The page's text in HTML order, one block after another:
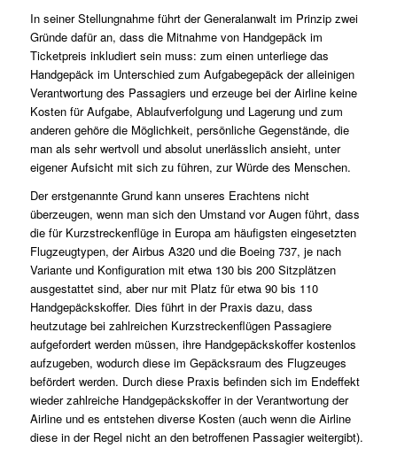
In seiner Stellungnahme führt der Generalanwalt im Prinzip zwei
Gründe dafür an, dass die Mitnahme von Handgepäck im
Ticketpreis inkludiert sein muss: zum einen unterliege das
Handgepäck im Unterschied zum Aufgabegepäck der alleinigen
Verantwortung des Passagiers und erzeuge bei der Airline keine
Kosten für Aufgabe, Ablaufverfolgung und Lagerung und zum
anderen gehöre die Möglichkeit, persönliche Gegenstände, die
man als sehr wertvoll und absolut unerlässlich ansieht, unter
eigener Aufsicht mit sich zu führen, zur Würde des Menschen.
Der erstgenannte Grund kann unseres Erachtens nicht
überzeugen, wenn man sich den Umstand vor Augen führt, dass
die für Kurzstreckenflüge in Europa am häufigsten eingesetzten
Flugzeugtypen, der Airbus A320 und die Boeing 737, je nach
Variante und Konfiguration mit etwa 130 bis 200 Sitzplätzen
ausgestattet sind, aber nur mit Platz für etwa 90 bis 110
Handgepäckskoffer. Dies führt in der Praxis dazu, dass
heutzutage bei zahlreichen Kurzstreckenflügen Passagiere
aufgefordert werden müssen, ihre Handgepäckskoffer kostenlos
aufzugeben, wodurch diese im Gepäcksraum des Flugzeuges
befördert werden. Durch diese Praxis befinden sich im Endeffekt
wieder zahlreiche Handgepäckskoffer in der Verantwortung der
Airline und es entstehen diverse Kosten (auch wenn die Airline
diese in der Regel nicht an den betroffenen Passagier weitergibt).